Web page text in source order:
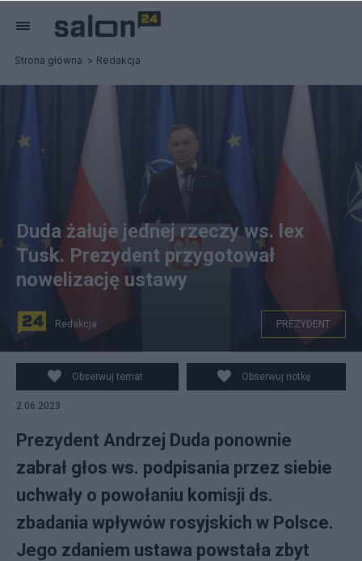
Strona główna Redakcja
Prezydent Andrzej Duda podczas oświadczenia dot.
państwowej komisji ds. badania wpływów rosyjskich,
fot. PAP/Albert Zawada
Duda żałuje jednej rzeczy ws. lex
Tusk. Prezydent przygotował
nowelizację ustawy
Redakcja PREZYDENT
Obserwuj temat Obserwuj notkę
2.06.2023
Prezydent Andrzej Duda ponownie
zabrał głos ws. podpisania przez siebie
uchwały o powołaniu komisji ds.
zbadania wpływów rosyjskich w Polsce.
Jego zdaniem ustawa powstała zbyt